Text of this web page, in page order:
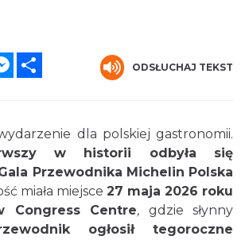
Messenger
ODSŁUCHAJ TEKST
dla polskiej gastronomii.
w historii odbyła się
Przewodnika Michelin Polska
miała miejsce 27 maja 2026 roku
Congress Centre, gdzie słynny
ogłosił tegoroczne